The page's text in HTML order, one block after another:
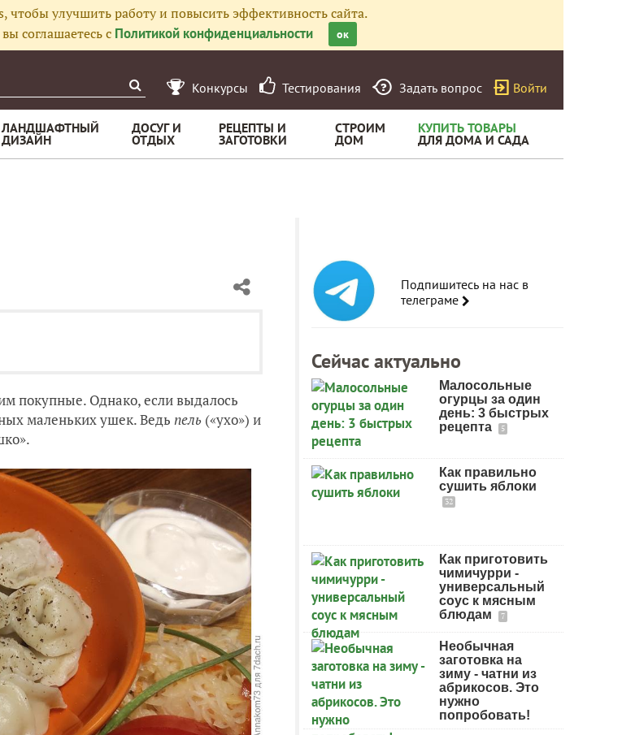
чтобы улучшить работу и повысить эффективность сайта.
соглашаетесь с Политикой конфиденциальности ок
Конкурсы Тестирования Задать вопрос Войти
ЛАНДШАФТНЫЙ
ДИЗАЙН
ДОСУГ И
ОТДЫХ
РЕЦЕПТЫ И
ЗАГОТОВКИ
СТРОИМ
ДОМ
КУПИТЬ ТОВАРЫ
ДЛЯ ДОМА И САДА
покупные. Однако, если выдалось
маленьких ушек. Ведь пель («ухо») и
Подпишитесь на нас в
телеграме
Сейчас актуально
Малосольные
огурцы за один
день: 3 быстрых
рецепта
5
Как правильно
сушить яблоки
32
Как приготовить
чимичурри -
универсальный
соус к мясным
блюдам
7
Необычная
заготовка на
зиму - чатни из
абрикосов. Это
нужно
попробовать!